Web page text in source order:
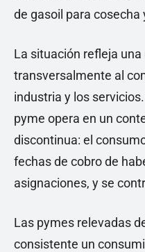
de gasoil para cosecha
La situación refleja
transversalmente al
industria y los
pyme opera en un
discontinua: el
fechas de cobro de
asignaciones, y se
Las pymes relevadas
consistente un